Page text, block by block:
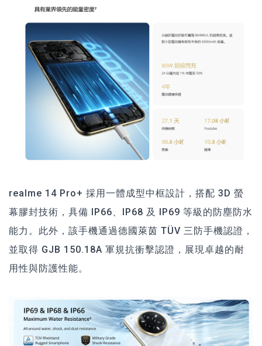
realme 14 Pro+ 採用一體成型中框設計，搭配 3D 螢
幕膠封技術，具備 IP66、IP68 及 IP69 等級的防塵防水
能力。此外，該手機通過德國萊茵 TÜV 三防手機認證，
並取得 GJB 150.18A 軍規抗衝擊認證，展現卓越的耐
用性與防護性能。